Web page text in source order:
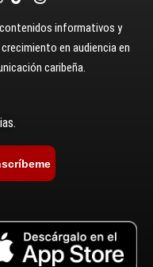
informativos y
en audiencia en
caribeña.